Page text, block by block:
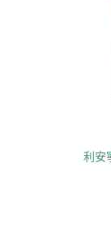
利安